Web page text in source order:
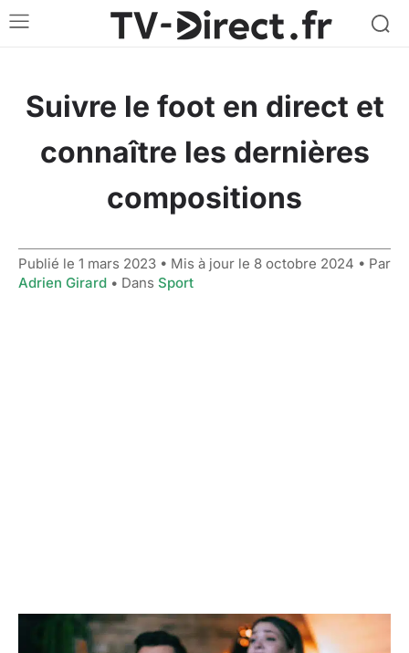
Suivre le foot en direct et
connaître les dernières
compositions
Publié le 1 mars 2023 • Mis à jour le 8 octobre 2024 • Par
Adrien Girard • Dans Sport